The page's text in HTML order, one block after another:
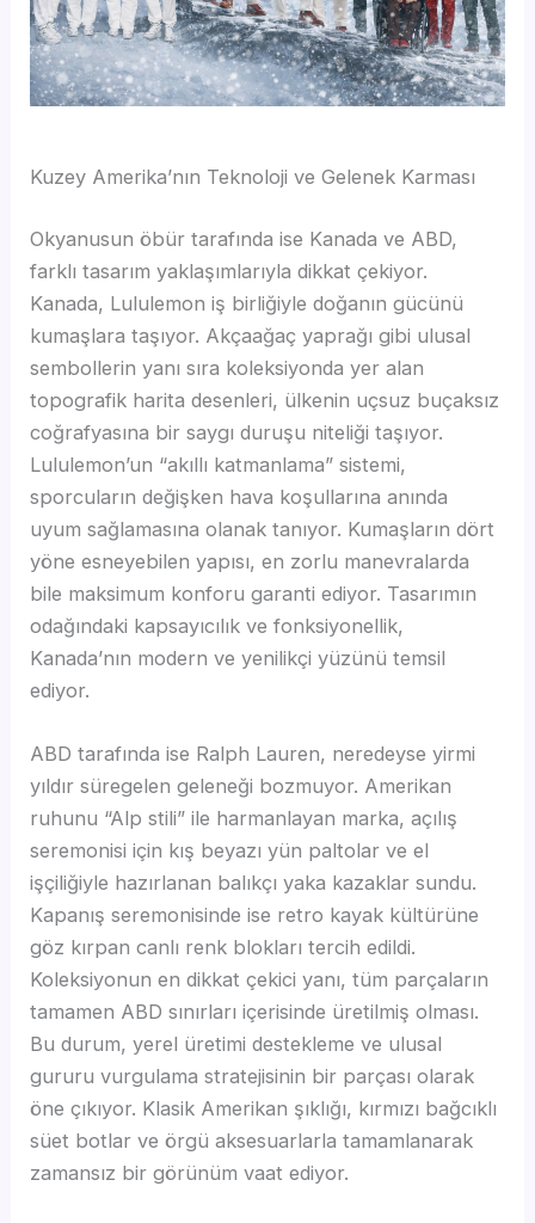
Kuzey Amerika’nın Teknoloji ve Gelenek Karması
Okyanusun öbür tarafında ise Kanada ve ABD,
farklı tasarım yaklaşımlarıyla dikkat çekiyor.
Kanada, Lululemon iş birliğiyle doğanın gücünü
kumaşlara taşıyor. Akçaağaç yaprağı gibi ulusal
sembollerin yanı sıra koleksiyonda yer alan
topografik harita desenleri, ülkenin uçsuz buçaksız
coğrafyasına bir saygı duruşu niteliği taşıyor.
Lululemon’un “akıllı katmanlama” sistemi,
sporcuların değişken hava koşullarına anında
uyum sağlamasına olanak tanıyor. Kumaşların dört
yöne esneyebilen yapısı, en zorlu manevralarda
bile maksimum konforu garanti ediyor. Tasarımın
odağındaki kapsayıcılık ve fonksiyonellik,
Kanada’nın modern ve yenilikçi yüzünü temsil
ediyor.
ABD tarafında ise Ralph Lauren, neredeyse yirmi
yıldır süregelen geleneği bozmuyor. Amerikan
ruhunu “Alp stili” ile harmanlayan marka, açılış
seremonisi için kış beyazı yün paltolar ve el
işçiliğiyle hazırlanan balıkçı yaka kazaklar sundu.
Kapanış seremonisinde ise retro kayak kültürüne
göz kırpan canlı renk blokları tercih edildi.
Koleksiyonun en dikkat çekici yanı, tüm parçaların
tamamen ABD sınırları içerisinde üretilmiş olması.
Bu durum, yerel üretimi destekleme ve ulusal
gururu vurgulama stratejisinin bir parçası olarak
öne çıkıyor. Klasik Amerikan şıklığı, kırmızı bağcıklı
süet botlar ve örgü aksesuarlarla tamamlanarak
zamansız bir görünüm vaat ediyor.